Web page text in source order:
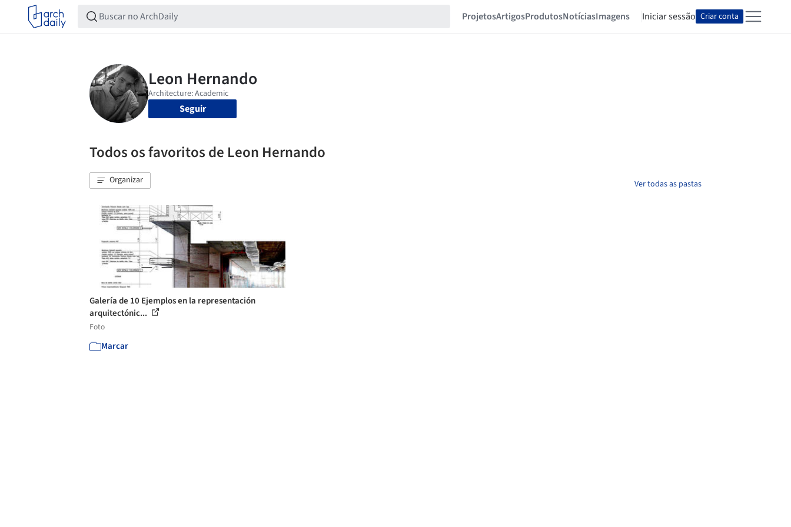
ProjetosArtigosProdutosNotíciasImagens Iniciar sessão Criar conta
Seguir
Todos os favoritos de Leon Hernando
Organizar Ver todas as pastas
Galería de 10 Ejemplos en la representación
arquitectónic...
Foto
Marcar